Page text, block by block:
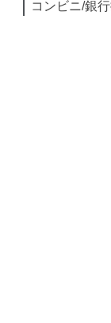
コンビニ/銀